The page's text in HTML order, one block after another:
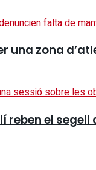
una zona
reben el